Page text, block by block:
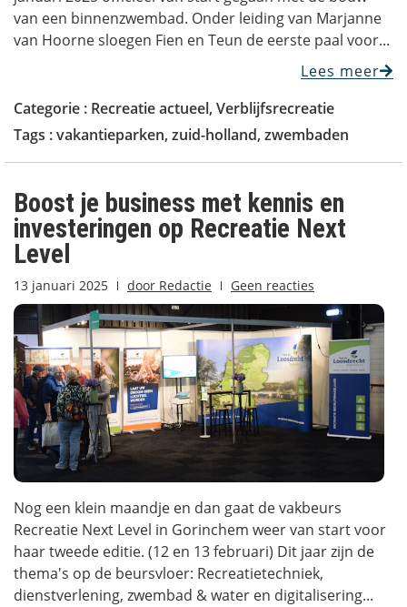
van een binnenzwembad. Onder leiding van Marjanne
van Hoorne sloegen Fien en Teun de eerste paal voor...
Lees meer
Categorie : Recreatie actueel, Verblijfsrecreatie
Tags :vakantieparken, zuid-holland, zwembaden
Boost je business met kennis en
investeringen op Recreatie Next
Level
13 januari 2025 door Redactie Geen reacties
Nog een klein maandje en dan gaat de vakbeurs
Recreatie Next Level in Gorinchem weer van start voor
haar tweede editie. (12 en 13 februari) Dit jaar zijn de
thema's op de beursvloer: Recreatietechniek,
dienstverlening, zwembad & water en digitalisering...